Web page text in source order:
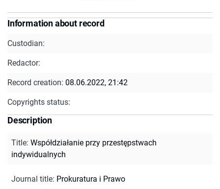
Information about record
Custodian:
Redactor:
Record creation: 08.06.2022, 21:42
Copyrights status:
Description
Title: Współdziałanie przy przestępstwach
indywidualnych
Journal title: Prokuratura i Prawo